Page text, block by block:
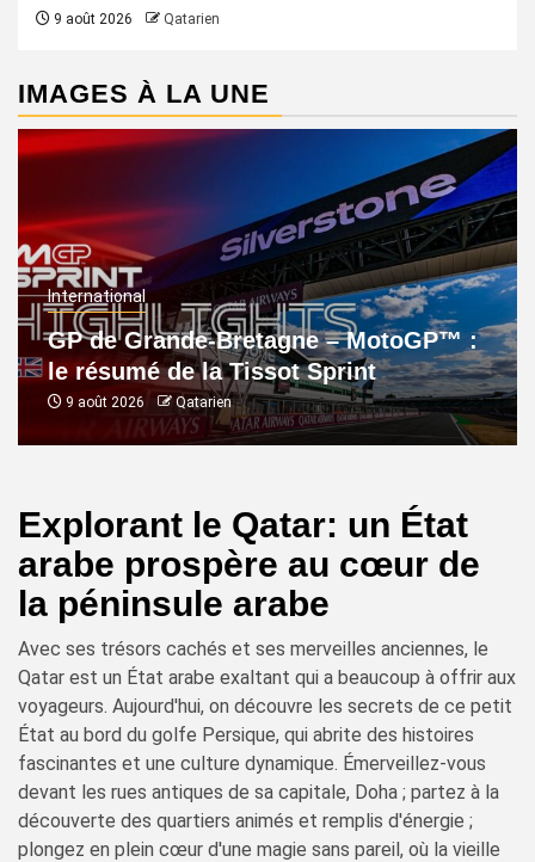
9 août 2026 Qatarien
IMAGES À LA UNE
International
GP de Grande-Bretagne – MotoGP™ :
le résumé de la Tissot Sprint
9 août 2026 Qatarien
Explorant le Qatar: un État
arabe prospère au cœur de
la péninsule arabe
Avec ses trésors cachés et ses merveilles anciennes, le
Qatar est un État arabe exaltant qui a beaucoup à offrir aux
voyageurs. Aujourd'hui, on découvre les secrets de ce petit
État au bord du golfe Persique, qui abrite des histoires
fascinantes et une culture dynamique. Émerveillez-vous
devant les rues antiques de sa capitale, Doha ; partez à la
découverte des quartiers animés et remplis d'énergie ;
plongez en plein cœur d'une magie sans pareil, où la vieille